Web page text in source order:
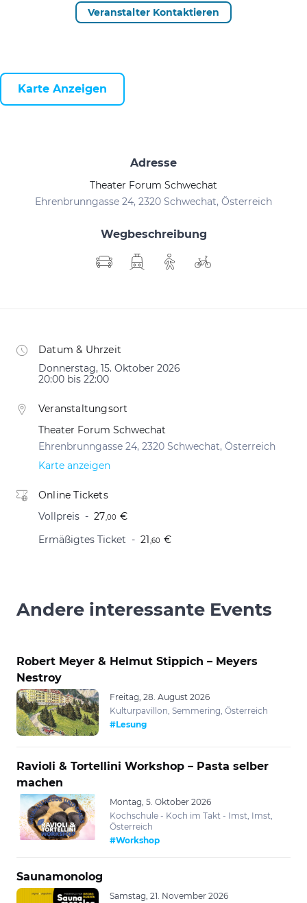
Veranstalter Kontaktieren
Karte Anzeigen
Adresse
Theater Forum Schwechat
Ehrenbrunngasse 24, 2320 Schwechat, Österreich
Wegbeschreibung
Datum & Uhrzeit
Donnerstag, 15. Oktober 2026
20:00 bis 22:00
Veranstaltungsort
Theater Forum Schwechat
Ehrenbrunngasse 24, 2320 Schwechat, Österreich
Karte anzeigen
Online Tickets
Vollpreis
27,00 €
Ermäßigtes Ticket
21,60 €
Andere interessante Events
Robert Meyer & Helmut Stippich – Meyers
Nestroy
Freitag, 28. August 2026
Kulturpavillon, Semmering, Österreich
#Lesung
Ravioli & Tortellini Workshop – Pasta selber
machen
Montag, 5. Oktober 2026
Kochschule - Koch im Takt - Imst, Imst,
Österreich
#Workshop
Saunamonolog
Samstag, 21. November 2026